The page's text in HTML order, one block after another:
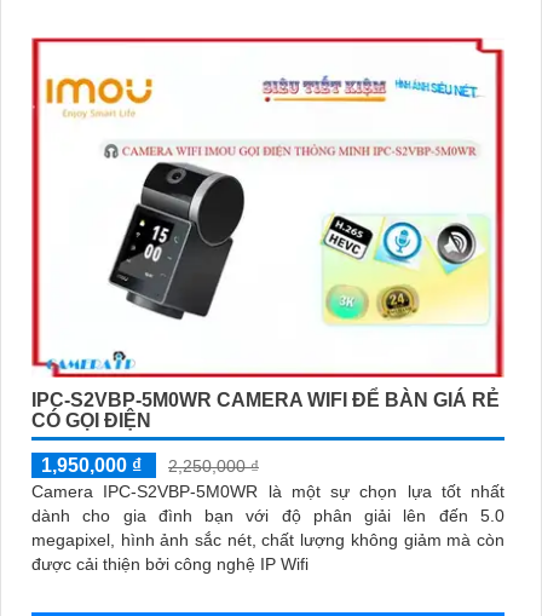
IPC-S2VBP-5M0WR CAMERA WIFI ĐỂ BÀN GIÁ RẺ
CÓ GỌI ĐIỆN
1,950,000 ₫
2,250,000 ₫
Camera IPC-S2VBP-5M0WR là một sự chọn lựa tốt nhất
dành cho gia đình bạn với độ phân giải lên đến 5.0
megapixel, hình ảnh sắc nét, chất lượng không giảm mà còn
được cải thiện bởi công nghệ IP Wifi